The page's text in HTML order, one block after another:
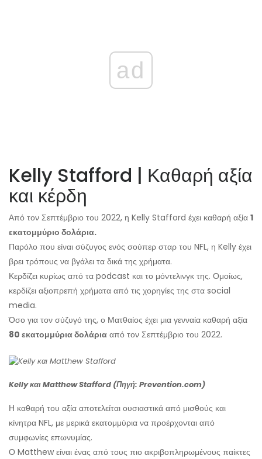
ad
Kelly Stafford | Καθαρή αξία
και κέρδη
Από τον Σεπτέμβριο του 2022, η Kelly Stafford έχει καθαρή αξία 1
εκατομμύριο δολάρια.
Παρόλο που είναι σύζυγος ενός σούπερ σταρ του NFL, η Kelly έχει
βρει τρόπους να βγάλει τα δικά της χρήματα.
Κερδίζει κυρίως από τα podcast και το μόντελινγκ της. Ομοίως,
κερδίζει αξιοπρεπή χρήματα από τις χορηγίες της στα social
media.
Όσο για τον σύζυγό της, ο Ματθαίος έχει μια γενναία καθαρή αξία
80 εκατομμύρια δολάρια από τον Σεπτέμβριο του 2022.
Kelly και Matthew Stafford (Πηγή: Prevention.com)
Η καθαρή του αξία αποτελείται ουσιαστικά από μισθούς και
κίνητρα NFL, με μερικά εκατομμύρια να προέρχονται από
συμφωνίες επωνυμίας.
Ο Matthew είναι ένας από τους πιο ακριβοπληρωμένους παίκτες